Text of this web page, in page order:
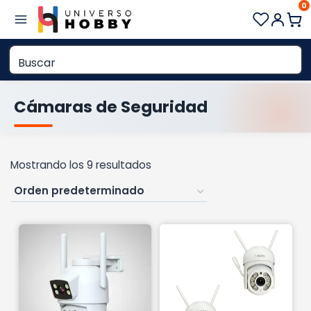
contenido
0
Cámaras de Seguridad
Mostrando los 9 resultados